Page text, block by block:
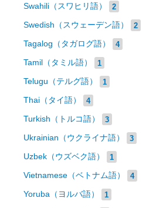
Swahili（スワヒリ語） 2
Swedish（スウェーデン語） 2
Tagalog（タガログ語） 4
Tamil（タミル語） 1
Telugu（テルグ語） 1
Thai（タイ語） 4
Turkish（トルコ語） 3
Ukrainian（ウクライナ語） 3
Uzbek（ウズベク語） 1
Vietnamese（ベトナム語） 4
Yoruba（ヨルバ語） 1